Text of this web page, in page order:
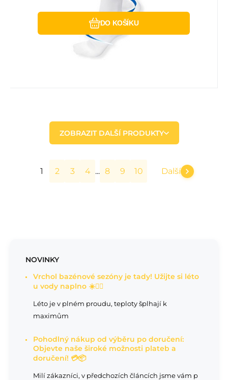
DO KOŠÍKU
ZOBRAZIT DALŠÍ PRODUKTY
1 2 3 4 ... 8 9 10 Další
NOVINKY
Vrchol bazénové sezóny je tady! Užijte si léto
u vody naplno ☀️🏊‍♂️
Léto je v plném proudu, teploty šplhají k
maximům
Pohodlný nákup od výběru po doručení:
Objevte naše široké možnosti plateb a
doručení! 💳📦
Milí zákazníci, v předchozích článcích jsme vám p